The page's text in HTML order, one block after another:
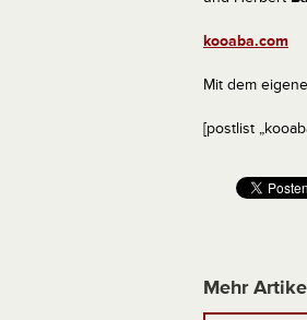
kooaba.com
Mit dem
[postlist
Mehr